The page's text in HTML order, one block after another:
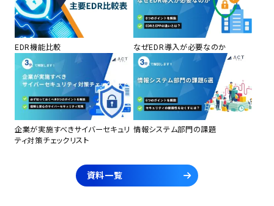
EDR機能比較 なぜEDR導入が必要なのか
企業が実施すべきサイバーセキュリ
ティ対策チェックリスト
情報システム部門の課題
資料一覧